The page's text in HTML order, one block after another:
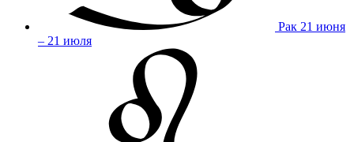
Рак 21 июня
– 21 июля